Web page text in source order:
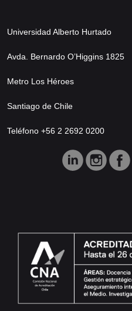
Universidad Alberto Hurtado
Avda. Bernardo O’Higgins 1825
Metro Los Héroes
Santiago de Chile
Teléfono +56 2 2692 0200